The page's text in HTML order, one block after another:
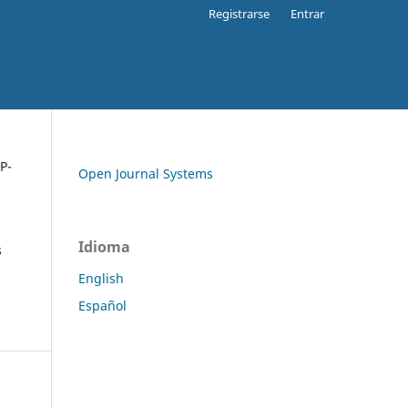
Registrarse Entrar
Open Journal Systems
Idioma
English
Español